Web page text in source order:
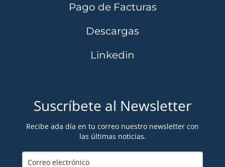
Pago de Facturas
Descargas
Linkedin
Suscríbete al Newsletter
Recibe ada día en tu correo nuestro newsletter con
las últimas noticias.